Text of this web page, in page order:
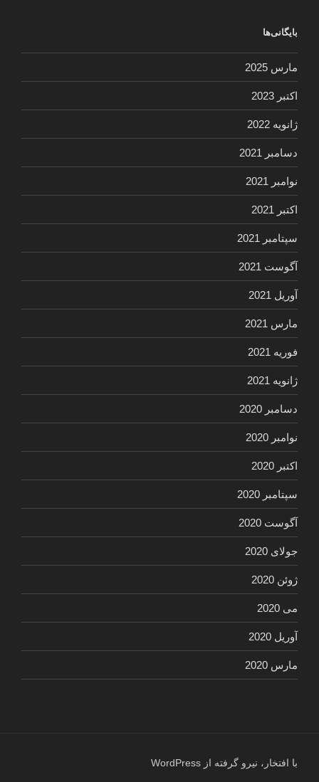
بایگانی‌ها
مارس 2025
اکتبر 2023
ژانویه 2022
دسامبر 2021
نوامبر 2021
اکتبر 2021
سپتامبر 2021
آگوست 2021
آوریل 2021
مارس 2021
فوریه 2021
ژانویه 2021
دسامبر 2020
نوامبر 2020
اکتبر 2020
سپتامبر 2020
آگوست 2020
جولای 2020
ژوئن 2020
می 2020
آوریل 2020
مارس 2020
با افتخار، نیرو گرفته از WordPress